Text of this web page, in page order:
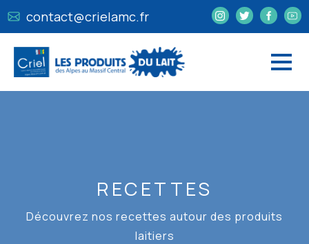
contact@crielamc.fr
RECETTES
Découvrez nos recettes autour des produits
laitiers